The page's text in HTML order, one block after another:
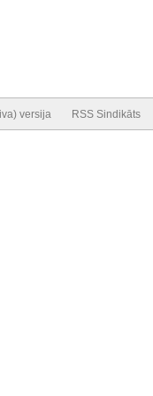
versija RSS Sindikāts